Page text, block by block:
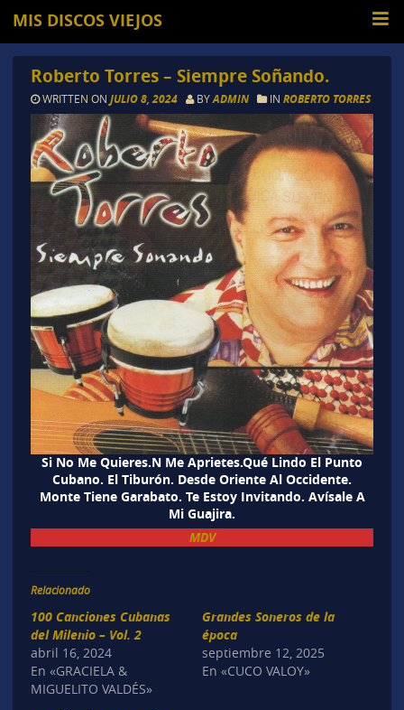
MIS DISCOS VIEJOS
Roberto Torres – Siempre Soñando.
WRITTEN ON JULIO 8, 2024 BYADMIN IN ROBERTO TORRES
Si No Me Quieres.N Me Aprietes.Qué Lindo El Punto
Cubano. El Tiburón. Desde Oriente Al Occidente.
Monte Tiene Garabato. Te Estoy Invitando. Avísale A
Mi Guajira.
MDV
Relacionado
100 Canciones Cubanas
del Milenio – Vol. 2
abril 16, 2024
En «GRACIELA &
MIGUELITO VALDÉS»
Grandes Soneros de la
época
septiembre 12, 2025
En «CUCO VALOY»